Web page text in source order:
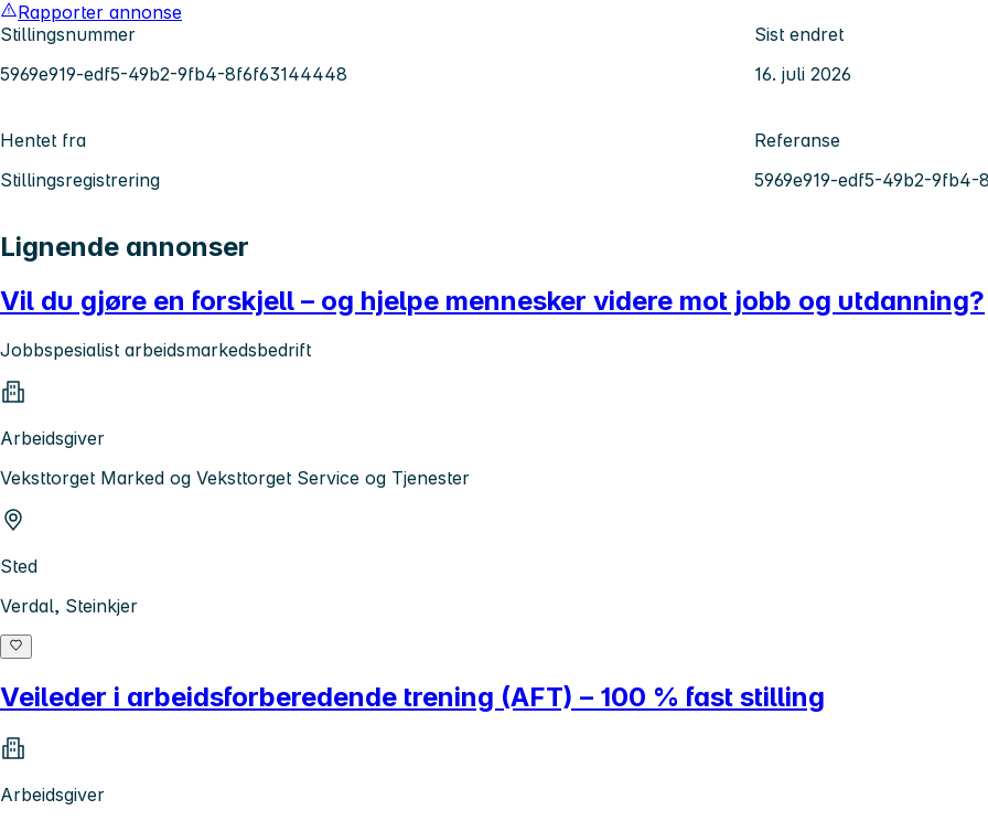
Rapporter annonse
Stillingsnummer
5969e919-edf5-49b2-9fb4-8f6f63144448
Sist endret
16. juli 2026
Hentet fra
Stillingsregistrering
Referanse
5969e919-edf5-49b2-
Lignende annonser
Vil du gjøre en forskjell – og hjelpe mennesker videre mot jobb og utdanning?
Jobbspesialist arbeidsmarkedsbedrift
Arbeidsgiver
Veksttorget Marked og Veksttorget Service og Tjenester
Sted
Verdal, Steinkjer
Veileder i arbeidsforberedende trening (AFT) – 100 % fast stilling
Arbeidsgiver